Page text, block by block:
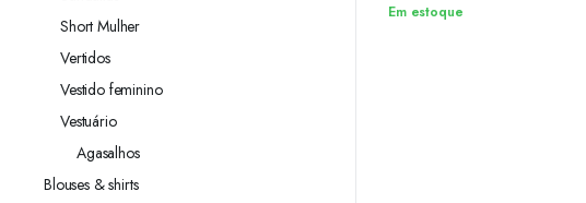
caixa de presente, marca
Em estoque
Short Mulher
Vertidos
Vestido feminino
Vestuário
Agasalhos
Blouses & shirts